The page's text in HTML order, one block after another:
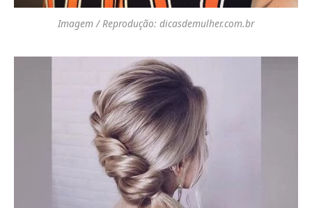
Imagem / Reprodução: dicasdemulher.com.br